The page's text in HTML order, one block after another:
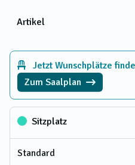
Artikel
Jetzt Wunschplätze
Zum Saalplan
Sitzplatz
Standard